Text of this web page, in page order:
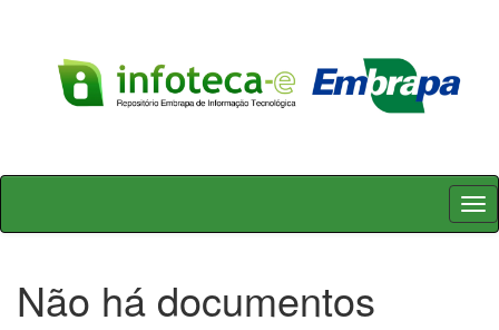
Skip
Não há documentos